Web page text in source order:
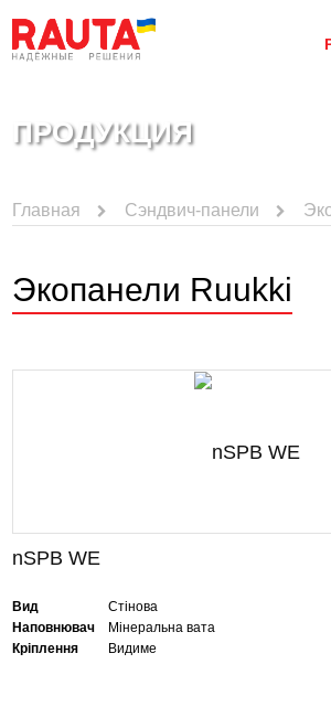
ПРОДУКЦИЯ
Главная Сэндвич-панели
Экопанели Ruukki
nSPB WE
Вид
Стінова
Наповнювач
Мінеральна вата
Кріплення
Видиме